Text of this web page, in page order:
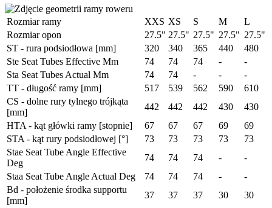
Rozmiar ramy XXS XS S M
L
Rozmiar opon
27.5" 27.5" 27.5" 27.5" 27.5"
ST - rura podsiodłowa [mm]
320 340 365 440
480
Ste Seat Tubes Effective Mm
74 74 74 -
-
Sta Seat Tubes Actual Mm
74 74 - -
-
TT - długość ramy [mm]
517 539 562 590
610
CS - dolne rury tylnego trójkąta
[mm]
442 442 442 430
430
HTA - kąt główki ramy [stopnie]
67 67 67 69
69
STA - kąt rury podsiodłowej [°]
73 73 73 73
73
Stae Seat Tube Angle Effective
Deg
74 74 74 -
-
Staa Seat Tube Angle Actual Deg
74 74 74 -
-
Bd - położenie środka supportu
[mm]
37 37 37 30
30